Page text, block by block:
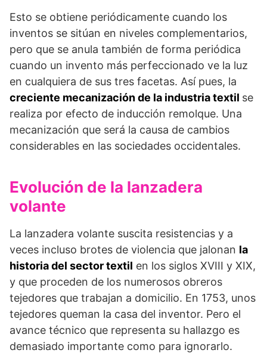
Esto se obtiene periódicamente cuando los
inventos se sitúan en niveles complementarios,
pero que se anula también de forma periódica
cuando un invento más perfeccionado ve la luz
en cualquiera de sus tres facetas. Así pues, la
creciente mecanización de la industria textil se
realiza por efecto de inducción remolque. Una
mecanización que será la causa de cambios
considerables en las sociedades occidentales.
Evolución de la lanzadera
volante
La lanzadera volante suscita resistencias y a
veces incluso brotes de violencia que jalonan la
historia del sector textil en los siglos XVIII y XIX,
y que proceden de los numerosos obreros
tejedores que trabajan a domicilio. En 1753, unos
tejedores queman la casa del inventor. Pero el
avance técnico que representa su hallazgo es
demasiado importante como para ignorarlo.